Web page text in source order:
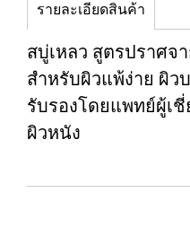
รายละเอียดสินค้า
สบู่เหลว สูตรปราศจ
สำหรับผิวแพ้ง่าย ผิว
รับรองโดยแพทย์ผู้เ
ผิวหนัง